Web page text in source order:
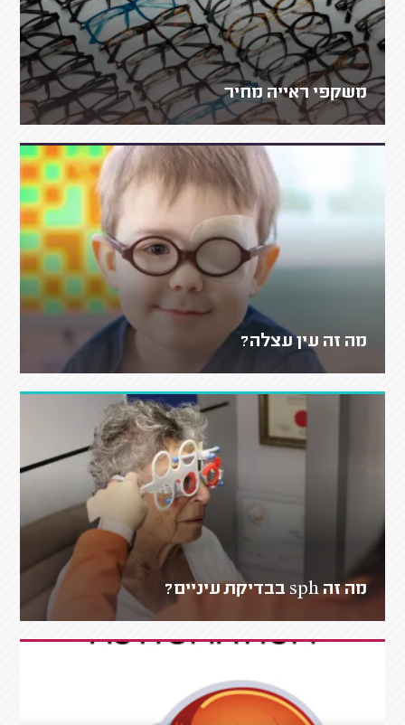
משקפי ראייה מחיר
מה זה עין עצלה?
מה זה sph בבדיקת עיניים?